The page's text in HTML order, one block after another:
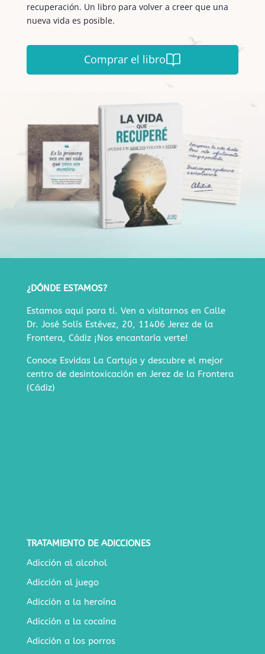
recuperación. Un libro para volver a creer que una
nueva vida es posible.
Comprar el libro
¿DÓNDE ESTAMOS?
Estamos aquí para ti. Ven a visitarnos en Calle
Dr. José Solís Estévez, 20, 11406 Jerez de la
Frontera, Cádiz¡Nos encantaría verte!
Conoce Esvidas La Cartuja y descubre el mejor
centro de desintoxicación en Jerez de la Frontera
(Cádiz)
TRATAMIENTO DE ADICCIONES
Adicción al alcohol
Adicción al juego
Adicción a la heroína
Adicción a la cocaína
Adicción a los porros